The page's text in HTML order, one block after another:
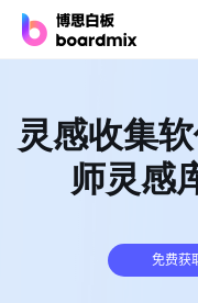
产品
博思白板
博思白板
灵感收集
师灵感
免费获